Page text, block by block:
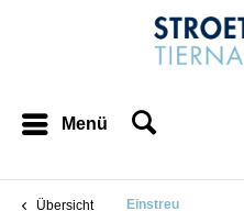
Menü
Übersicht Einstreu